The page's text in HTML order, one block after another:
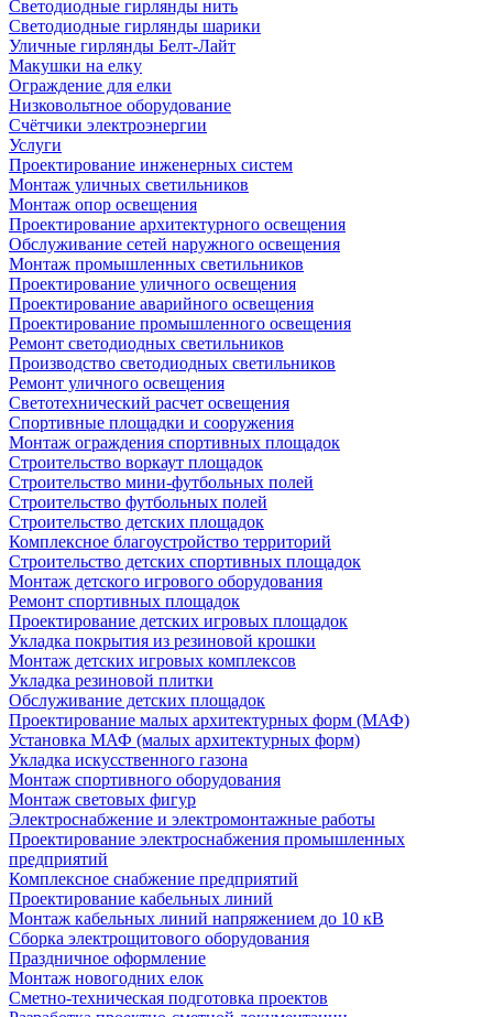
Светодиодные гирлянды нить
Светодиодные гирлянды шарики
Уличные гирлянды Белт-Лайт
Макушки на елку
Ограждение для елки
Низковольтное оборудование
Счётчики электроэнергии
Услуги
Проектирование инженерных систем
Монтаж уличных светильников
Монтаж опор освещения
Проектирование архитектурного освещения
Обслуживание сетей наружного освещения
Монтаж промышленных светильников
Проектирование уличного освещения
Проектирование аварийного освещения
Проектирование промышленного освещения
Ремонт светодиодных светильников
Производство светодиодных светильников
Ремонт уличного освещения
Светотехнический расчет освещения
Спортивные площадки и сооружения
Монтаж ограждения спортивных площадок
Строительство воркаут площадок
Строительство мини-футбольных полей
Строительство футбольных полей
Строительство детских площадок
Комплексное благоустройство территорий
Строительство детских спортивных площадок
Монтаж детского игрового оборудования
Ремонт спортивных площадок
Проектирование детских игровых площадок
Укладка покрытия из резиновой крошки
Монтаж детских игровых комплексов
Укладка резиновой плитки
Обслуживание детских площадок
Проектирование малых архитектурных форм (МАФ)
Установка МАФ (малых архитектурных форм)
Укладка искусственного газона
Монтаж спортивного оборудования
Монтаж световых фигур
Электроснабжение и электромонтажные работы
Проектирование электроснабжения промышленных
предприятий
Комплексное снабжение предприятий
Проектирование кабельных линий
Монтаж кабельных линий напряжением до 10 кВ
Сборка электрощитового оборудования
Праздничное оформление
Монтаж новогодних елок
Сметно-техническая подготовка проектов